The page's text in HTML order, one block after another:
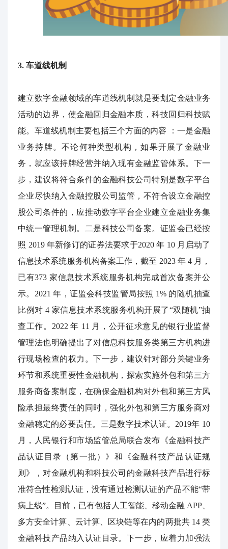
3. 车道线机制
建立数字金融领域的车道线机制就是要划定金融业务
活动的边界，使金融回归金融本质，科技回归科技赋
能。车道线机制主要包括三个方面的内容
：一是金融
业务持牌。不论何种类型机构，如果开展了金融业
务，就应该持牌经营并纳入现有金融监管体系。下一
步，建议将符合条件的金融科技公司特别是数字平台
企业尽快纳入金融控股公司监管，不符合设立金融控
股公司条件的，应推动数字平台企业建立金融业务集
中统一管理机制。二是科技公司备案。证监会已经按
照 2019 年新修订的证券法要求于2020年 10 月启动了
信息技术系统服务机构备案工作，截至 2023 年 4 月，
已有373家信息技术系统服务机构完成首次备案并公
示。 2021年，证监会科技监管局按照 1% 的随机抽查
比例对 4 家信息技术系统服务机构开展了“双随机”抽
查工作。 2022年 11 月，公开征求意见的银行业监督
管理法也明确提出了对信息科技服务类第三方机构进
行现场检查的权力。下一步，建议针对部分关键业务
环节和系统重要性金融机构，探索实施外包和第三方
服务商备案制度，在确保金融机构对外包和第三方风
险承担最终责任的同时，强化外包和第三方服务商对
金融稳定的必要责任。三是数字技术认证。 2019年 10
月，人民银行和市场监管总局联合发布《金融科技产
品认证目录（第一批）》和《金融科技产品认证规
则》，对金融机构和科技公司的金融科技产品进行标
准符合性检测认证，没有通过检测认证的产品不能“带
病上线”。目前，已有包括人工智能、移动金融 APP、
多方安全计算、云计算、区块链等在内的两批共 14类
金融科技产品纳入认证目录。下一步，应着力加强法